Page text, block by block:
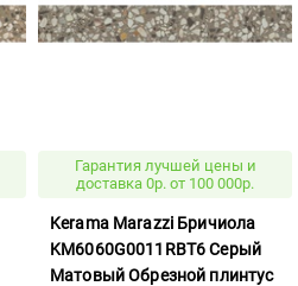
Гарантия лучшей цены и
доставка 0р. от 100 000р.
Kerama Marazzi Бричиола
KM6060G0011RBT6 Серый
Матовый Обрезной плинтус